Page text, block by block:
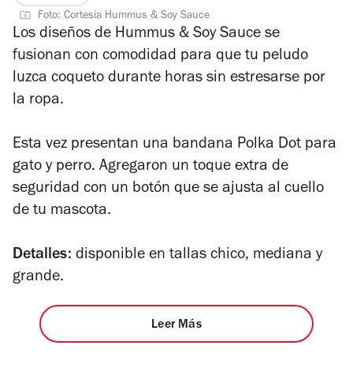
Foto: Cortesía Hummus & Soy Sauce
Los diseños de Hummus & Soy Sauce se
fusionan con comodidad para que tu peludo
luzca coqueto durante horas sin estresarse por
la ropa.
Esta vez presentan una bandana Polka Dot para
gato y perro. Agregaron un toque extra de
seguridad con un botón que se ajusta al cuello
de tu mascota.
Detalles: disponible en tallas chico, mediana y
grande.
Leer Más